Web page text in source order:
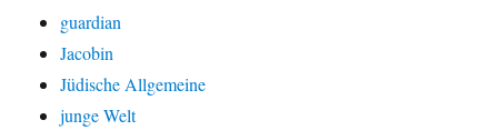
guardian
Jacobin
Jüdische Allgemeine
junge Welt